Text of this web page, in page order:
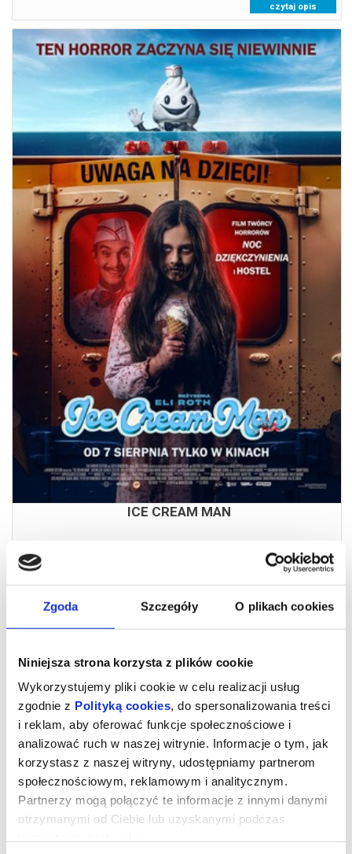
Zgoda Szczegóły O plikach cookies
Niniejsza strona korzysta z plików cookie
Wykorzystujemy pliki cookie w celu realizacji usług
zgodnie z Polityką cookies, do spersonalizowania treści
i reklam, aby oferować funkcje społecznościowe i
analizować ruch w naszej witrynie. Informacje o tym, jak
korzystasz z naszej witryny, udostępniamy partnerom
społecznościowym, reklamowym i analitycznym.
Partnerzy mogą połączyć te informacje z innymi danymi
otrzymanymi od Ciebie lub uzyskanymi podczas
czytaj opis
ICE CREAM MAN
ICE CREAM MAN
11.08.2026
18:00
czytaj opis
DRUGIE ŻYCIE
11.08.2026